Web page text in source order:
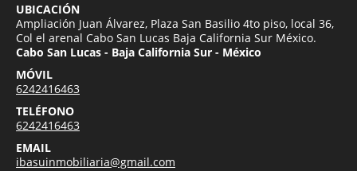
UBICACIÓN
Ampliación Juan Álvarez, Plaza San Basilio 4to piso, local 36,
Col el arenal Cabo San Lucas Baja California Sur México.
Cabo San Lucas - Baja California Sur - México
MÓVIL
6242416463
TELÉFONO
6242416463
EMAIL
ibasuinmobiliaria@gmail.com